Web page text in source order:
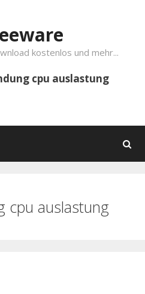
kostenlos und mehr...
cpu auslastung
Suchen
cpu auslastung